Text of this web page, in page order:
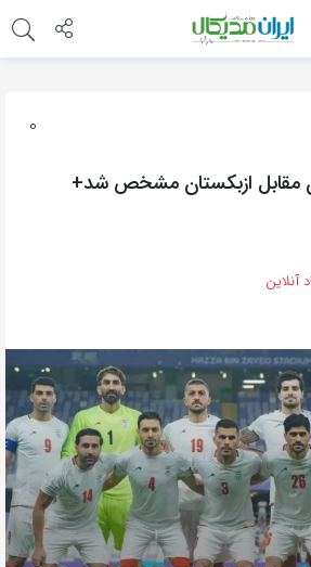
0
مقابل ازبکستان مشخص شد+
آنلاین